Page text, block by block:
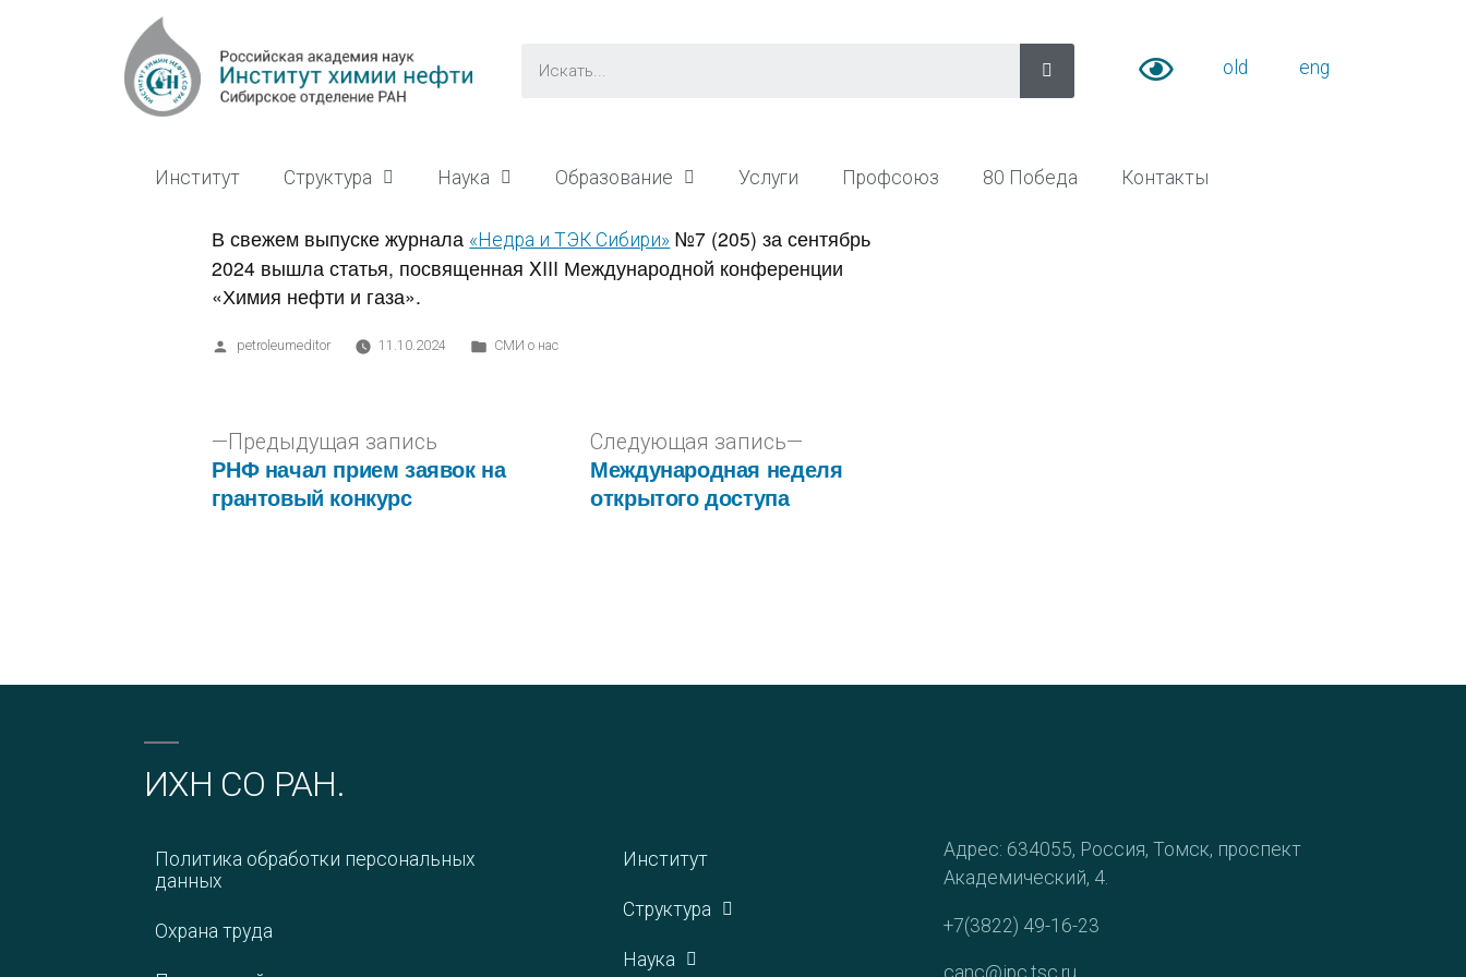
old eng
Институт Структура Наука Образование Услуги Профсоюз 80 Победа Контакты
В свежем выпуске журнала «Недра и ТЭК Сибири» №7 (205) за сентябрь
2024 вышла статья, посвященная XIII Международной конференции
«Химия нефти и газа».
petroleumeditor 11.10.2024 СМИ о нас
Предыдущая запись
РНФ начал прием заявок на
грантовый конкурс
Следующая запись
Международная неделя
открытого доступа
ИХН СО РАН.
Политика обработки персональных
данных
Охрана труда
Институт
Структура
Наука
Адрес: 634055, Россия, Томск, проспект
Академический, 4.
+7(3822) 49-16-23